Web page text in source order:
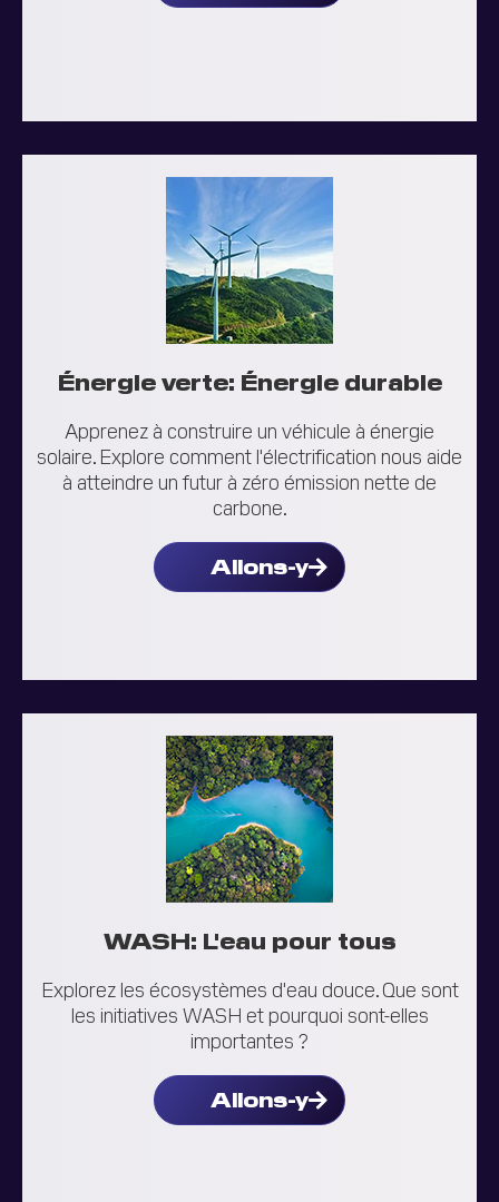
Énergie verte: Énergie durable
Apprenez à construire un véhicule à énergie
solaire. Explore comment l'électrification nous aide
à atteindre un futur à zéro émission nette de
carbone.
Allons-y
WASH: L'eau pour tous
Explorez les écosystèmes d'eau douce. Que sont
les initiatives WASH et pourquoi sont-elles
importantes ?
Allons-y